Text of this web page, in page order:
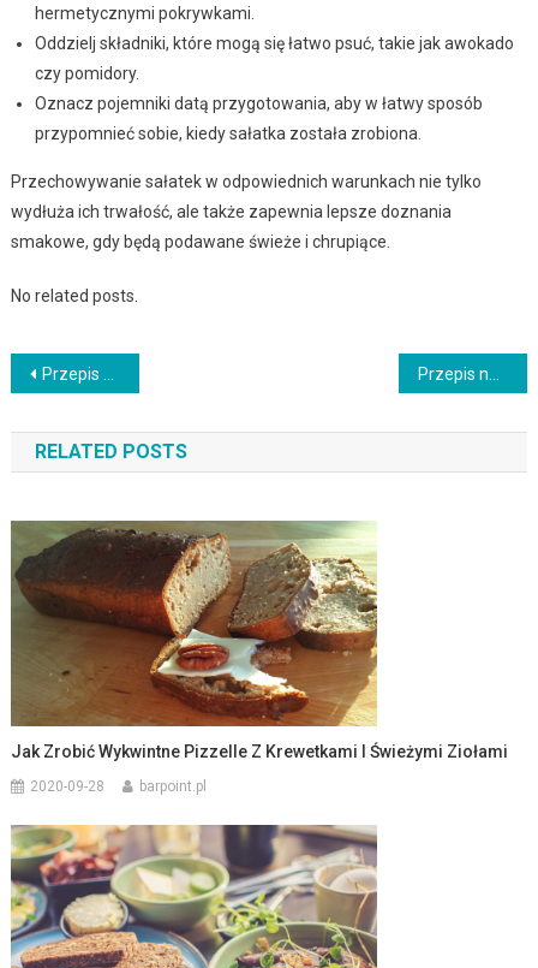
hermetycznymi pokrywkami.
Oddzielj składniki, które mogą się łatwo psuć, takie jak awokado
czy pomidory.
Oznacz pojemniki datą przygotowania, aby w łatwy sposób
przypomnieć sobie, kiedy sałatka została zrobiona.
Przechowywanie sałatek w odpowiednich warunkach nie tylko
wydłuża ich trwałość, ale także zapewnia lepsze doznania
smakowe, gdy będą podawane świeże i chrupiące.
No related posts.
Nawigacja
wpisu
Przepis na pyszne pierniczki z dodatkiem kandyzowanej skórki cytrynowej
RELATED POSTS
Jak Zrobić Wykwintne Pizzelle Z Krewetkami I Świeżymi Ziołami
2020-09-28 barpoint.pl